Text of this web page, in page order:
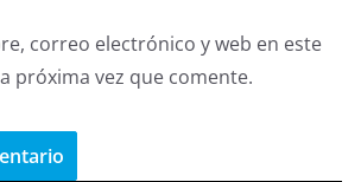
correo electrónico y web en este
próxima vez que comente.